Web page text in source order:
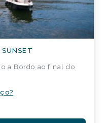
a Bordo ao final do